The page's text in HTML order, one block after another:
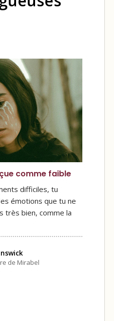
comme faible
difficiles, tu
émotions que tu ne
très bien, comme la
de Mirabel